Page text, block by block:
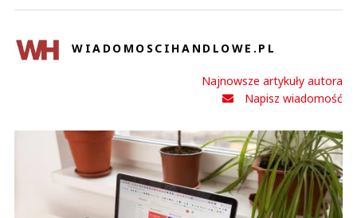
WIADOMOSCIHANDLOWE.PL
Najnowsze artykuły autora
Napisz wiadomość